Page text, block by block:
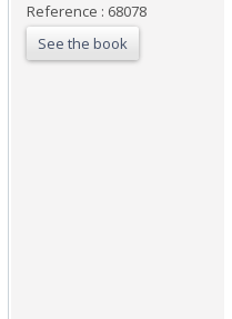
Reference : 68078
See the book